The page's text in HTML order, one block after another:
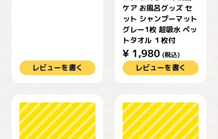
レビューを書く
ケア お風呂グッズ セ
ット シャンプーマット
グレー1枚 超吸水 ペッ
トタオル １枚付
¥ 1,980 (税込)
レビューを書く